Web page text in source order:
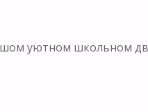
уютном школьном